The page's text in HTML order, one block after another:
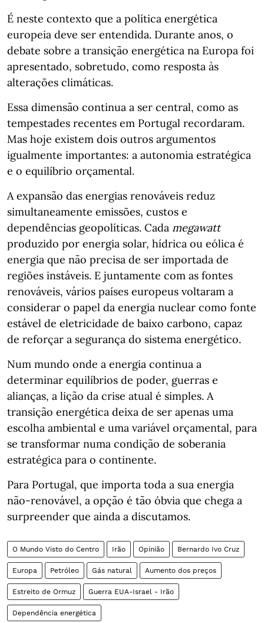
É neste contexto que a política energética
europeia deve ser entendida. Durante anos, o
debate sobre a transição energética na Europa foi
apresentado, sobretudo, como resposta às
alterações climáticas.
Essa dimensão continua a ser central, como as
tempestades recentes em Portugal recordaram.
Mas hoje existem dois outros argumentos
igualmente importantes: a autonomia estratégica
e o equilíbrio orçamental.
A expansão das energias renováveis reduz
simultaneamente emissões, custos e
dependências geopolíticas. Cada megawatt
produzido por energia solar, hídrica ou eólica é
energia que não precisa de ser importada de
regiões instáveis. E juntamente com as fontes
renováveis, vários países europeus voltaram a
considerar o papel da energia nuclear como fonte
estável de eletricidade de baixo carbono, capaz
de reforçar a segurança do sistema energético.
Num mundo onde a energia continua a
determinar equilíbrios de poder, guerras e
alianças, a lição da crise atual é simples. A
transição energética deixa de ser apenas uma
escolha ambiental e uma variável orçamental, para
se transformar numa condição de soberania
estratégica para o continente.
Para Portugal, que importa toda a sua energia
não-renovável, a opção é tão óbvia que chega a
surpreender que ainda a discutamos.
O Mundo Visto do Centro Irão Opinião Bernardo Ivo Cruz
Europa Petróleo Gás natural Aumento dos preços
Estreito de Ormuz Guerra EUA-Israel - Irão
Dependência energética